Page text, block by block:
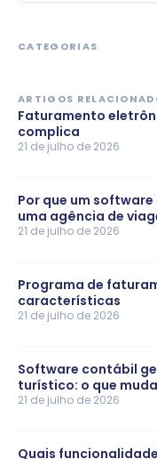
CATEGORIAS
ARTIGOS
Faturamento
complica
21 de julho de 2026
Por que um
uma agência de
21 de julho de 2026
Programa de
características
21 de julho de 2026
Software contábil
turístico: o que
21 de julho de 2026
Quais